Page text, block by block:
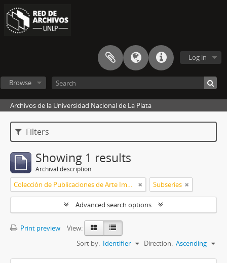
Log in
Browse
Archivos de la Universidad Nacional de La Plata
Filters
Showing 1 results
Archival description
Colección de Publicaciones de Arte Impreso Subseries
Advanced search options
Print preview
View:
Sort by: Identifier Direction: Ascending